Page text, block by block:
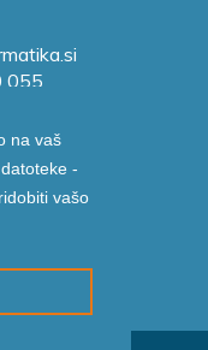
na vaš
-
vašo
055
662